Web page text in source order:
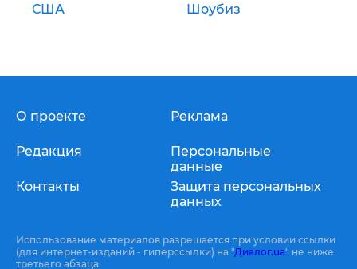
США Шоубиз
О проекте
Редакция
Контакты
Реклама
Персональные
данные
Защита персональных
данных
Использование материалов разрешается при условии ссылки
(для интернет-изданий - гиперссылки) на "Диалог.ua" не ниже
третьего абзаца.